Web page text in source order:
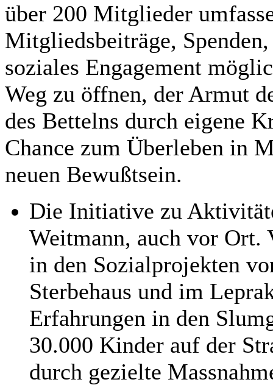
über 200 Mitglieder
Mitgliedsbeiträge,
soziales Engagement
Weg zu öffnen, der Armut
des Bettelns durch eigene
Chance zum Überleben in
neuen Bewußtsein.
Die Initiative zu
Weitmann, auch vor Ort.
in den Sozialprojekten
Sterbehaus und im
Erfahrungen in den
30.000 Kinder auf der
durch gezielte